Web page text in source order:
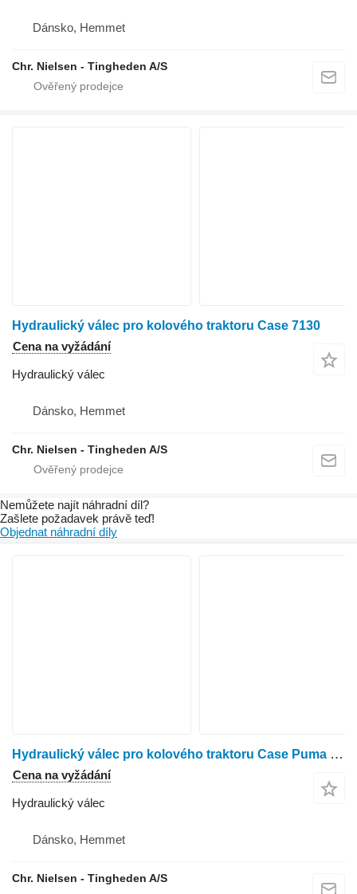
Dánsko, Hemmet
Chr. Nielsen - Tingheden A/S
Hydraulický válec pro kolového traktoru Case 7130
Cena na vyžádání
Hydraulický válec
Dánsko, Hemmet
Chr. Nielsen - Tingheden A/S
Nemůžete najít náhradní díl?
Zašlete požadavek právě teď!
Objednat náhradní díly
Hydraulický válec pro kolového traktoru Case Puma 185
Cena na vyžádání
Hydraulický válec
Dánsko, Hemmet
Chr. Nielsen - Tingheden A/S